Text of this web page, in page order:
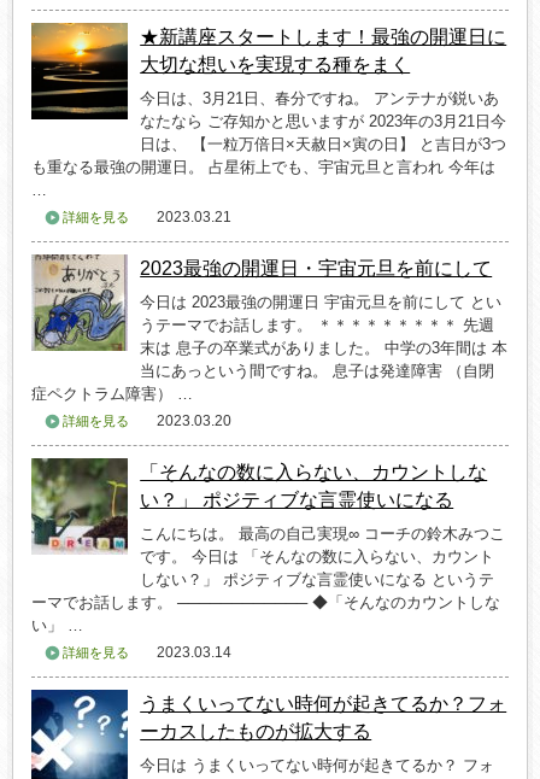
★新講座スタートします！最強の開運日に
大切な想いを実現する種をまく
今日は、3月21日、春分ですね。 アンテナが鋭いあ
なたなら ご存知かと思いますが 2023年の3月21日今
日は、 【一粒万倍日×天赦日×寅の日】 と吉日が3つ
も重なる最強の開運日。 占星術上でも、宇宙元旦と言われ 今年は
…
詳細を見る 2023.03.21
2023最強の開運日・宇宙元旦を前にして
今日は 2023最強の開運日 宇宙元旦を前にして とい
うテーマでお話します。 ＊＊＊＊＊＊＊＊＊ 先週
末は 息子の卒業式がありました。 中学の3年間は 本
当にあっという間ですね。 息子は発達障害 （自閉
症ペクトラム障害） …
詳細を見る 2023.03.20
「そんなの数に入らない、カウントしな
い？」 ポジティブな言霊使いになる
こんにちは。 最高の自己実現∞ コーチの鈴木みつこ
です。 今日は 「そんなの数に入らない、カウント
しない？」 ポジティブな言霊使いになる というテ
ーマでお話します。 ──────────── ◆「そんなのカウントしな
い」 …
詳細を見る 2023.03.14
うまくいってない時何が起きてるか？フォ
ーカスしたものが拡大する
今日は うまくいってない時何が起きてるか？ フォ